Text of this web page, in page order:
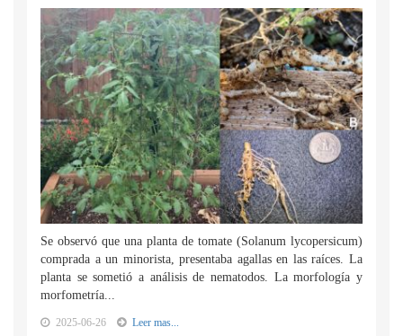
Se observó que una planta de tomate (Solanum lycopersicum)
comprada a un minorista, presentaba agallas en las raíces. La
planta se sometió a análisis de nematodos. La morfología y
morfometría...
2025-06-26 Leer mas...